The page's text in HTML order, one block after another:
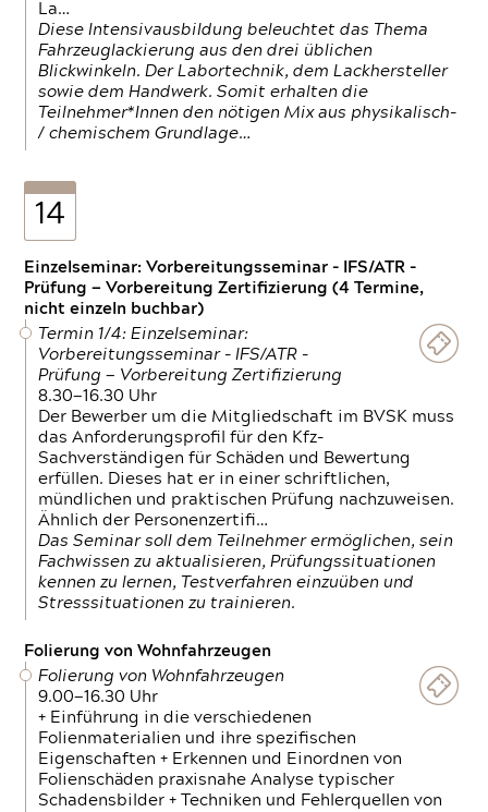
La…
Diese Intensivausbildung beleuchtet das Thema
Fahrzeuglackierung aus den drei üblichen
Blickwinkeln. Der Labortechnik, dem Lackhersteller
sowie dem Handwerk. Somit erhalten die
Teilnehmer*Innen den nötigen Mix aus physikalisch-
/ chemischem Grundlage…
14
Einzelseminar: Vorbereitungsseminar - IFS/ATR -
Prüfung — Vorbereitung Zertifizierung (4 Termine,
nicht einzeln buchbar)
Termin 1/4: Einzelseminar:
Vorbereitungsseminar - IFS/ATR -
Prüfung — Vorbereitung Zertifizierung
8.30—16.30 Uhr
Der Bewerber um die Mitgliedschaft im BVSK muss
das Anforderungsprofil für den Kfz-
Sachverständigen für Schäden und Bewertung
erfüllen. Dieses hat er in einer schriftlichen,
mündlichen und praktischen Prüfung nachzuweisen.
Ähnlich der Personenzertifi…
Das Seminar soll dem Teilnehmer ermöglichen, sein
Fachwissen zu aktualisieren, Prüfungssituationen
kennen zu lernen, Testverfahren einzuüben und
Stresssituationen zu trainieren.
Folierung von Wohnfahrzeugen
Folierung von Wohnfahrzeugen
9.00—16.30 Uhr
+ Einführung in die verschiedenen
Folienmaterialien und ihre spezifischen
Eigenschaften + Erkennen und Einordnen von
Folienschäden praxisnahe Analyse typischer
Schadensbilder + Techniken und Fehlerquellen von